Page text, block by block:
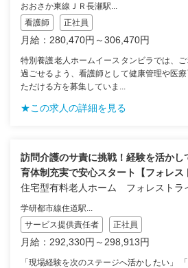
おおさか東線ＪＲ長瀬駅...
看護師
正社員
月給：280,470円～306,470円
特別養護老人ホームイースタンビラでは、
過ごせるよう、看護師として健康管理や医
ただける方を募集していま...
★この求人の詳細を見る
訪問介護のサ責に挑戦！経験を活か
育体制充実で安心スタート【フォレス
住宅型有料老人ホーム フォレストラ
学研都市線住道駅...
サービス提供責任者
正社員
月給：292,330円～298,913円
「現場経験を次のステージへ活かしたい」